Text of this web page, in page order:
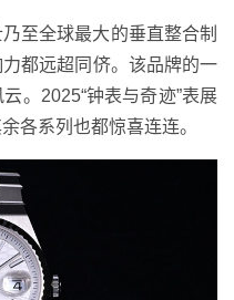
至全球最大的垂直整合制
都远超同侪。该品牌的一
。2025“钟表与奇迹”表展
各系列也都惊喜连连。